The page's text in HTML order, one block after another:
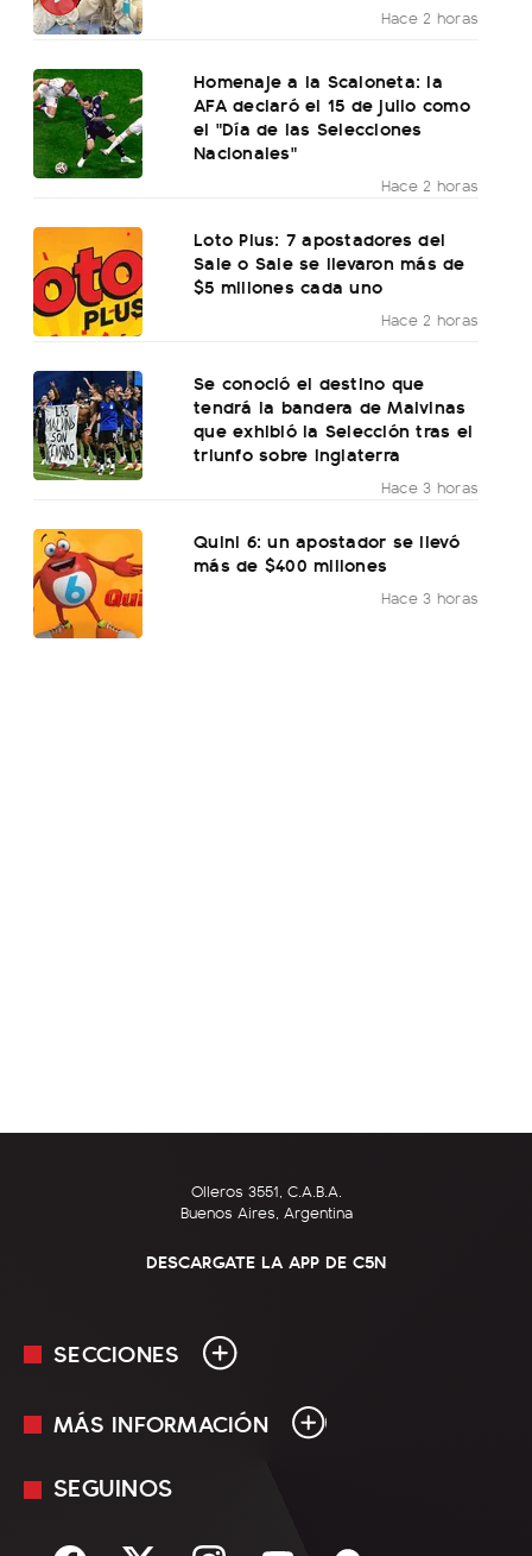
Hace 2 horas
Homenaje a la Scaloneta: la
AFA declaró el 15 de julio como
el "Día de las Selecciones
Nacionales"
Hace 2 horas
Loto Plus: 7 apostadores del
Sale o Sale se llevaron más de
$5 millones cada uno
Hace 2 horas
Se conoció el destino que
tendrá la bandera de Malvinas
que exhibió la Selección tras el
triunfo sobre Inglaterra
Hace 3 horas
Quini 6: un apostador se llevó
más de $400 millones
Hace 3 horas
Olleros 3551, C.A.B.A.
Buenos Aires, Argentina
DESCARGATE LA APP DE C5N
SECCIONES
En Vivo
MÁS INFORMACIÓN
Mediakit
Términos y condiciones
SEGUINOS